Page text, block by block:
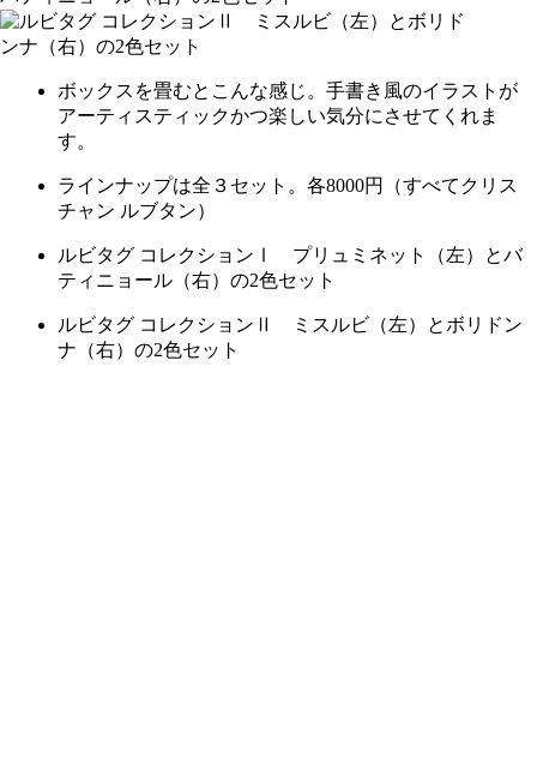
ボックスを畳むとこんな感じ。手書き風のイラストが
アーティスティックかつ楽しい気分にさせてくれま
す。
ラインナップは全３セット。各8000円（すべてクリス
チャン ルブタン）
ルビタグ コレクションⅠ プリュミネット（左）とバ
ティニョール（右）の2色セット
ルビタグ コレクションⅡ ミスルビ（左）とボリドン
ナ（右）の2色セット